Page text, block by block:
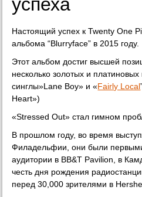
успеха
Настоящий успех к Twenty One
альбома “Blurryface” в 2015 году.
Этот альбом достиг высшей
несколько золотых и
синглы»Lane Boy» и «Fairly Local
Heart»)
«Stressed Out» стал гимном
В прошлом году, во время
Филадельфии, они были
аудитории в BB&T Pavilion, в
честь дня рождения
перед 30,000 зрителями в